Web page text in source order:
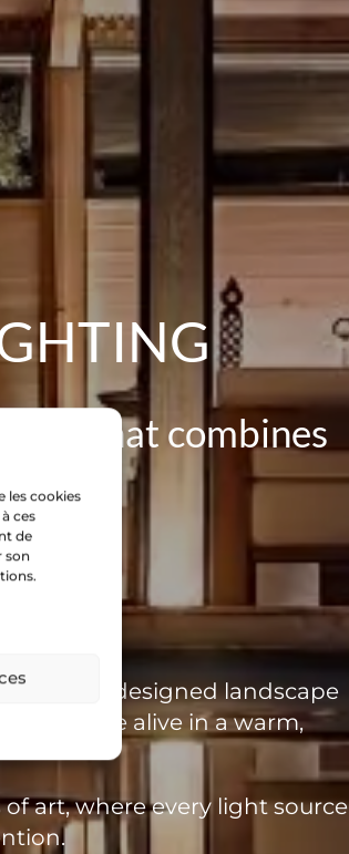
les cookies
ces
de
son
that combines
well-designed landscape
come alive in a warm,
art, where every light source